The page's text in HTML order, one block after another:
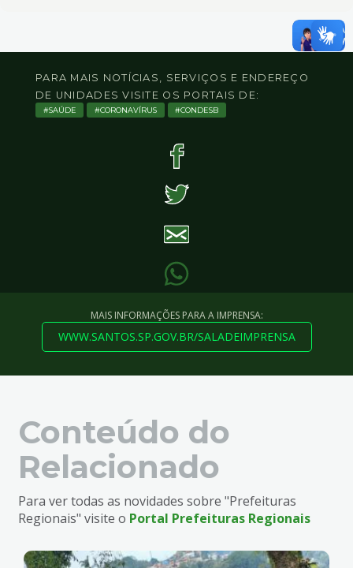
PARA MAIS NOTÍCIAS, SERVIÇOS E ENDEREÇO
DE UNIDADES VISITE OS PORTAIS DE:
SAÚDE CORONAVÍRUS CONDESB
MAIS INFORMAÇÕES PARA A IMPRENSA:
WWW.SANTOS.SP.GOV.BR/SALADEIMPRENSA
Conteúdo do
Relacionado
Para ver todas as novidades sobre "Prefeituras
Regionais" visite o Portal Prefeituras Regionais